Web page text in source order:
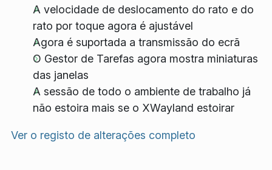
A velocidade de deslocamento do rato e do
rato por toque agora é ajustável
Agora é suportada a transmissão do ecrã
O Gestor de Tarefas agora mostra miniaturas
das janelas
A sessão de todo o ambiente de trabalho já
não estoira mais se o XWayland estoirar
Ver o registo de alterações completo